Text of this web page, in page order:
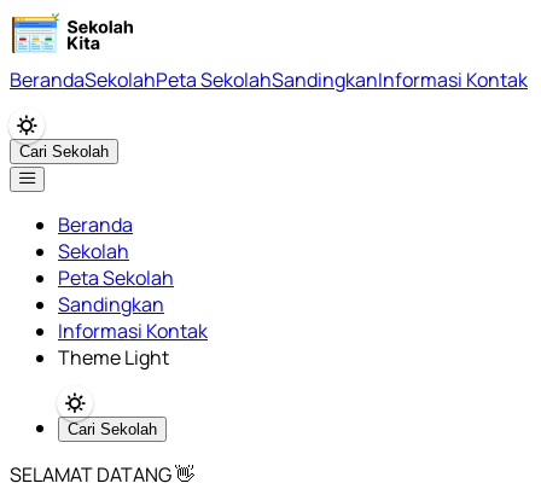
BerandaSekolahPeta SekolahSandingkanInformasi Kontak
Cari Sekolah
Beranda
Sekolah
Peta Sekolah
Sandingkan
Informasi Kontak
Theme Light
Cari Sekolah
SELAMAT DATANG 👋